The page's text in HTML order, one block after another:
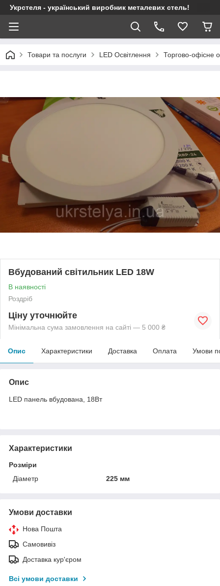
Укрстеля - український виробник металевих стель!
Товари та послуги LED Освітлення Торгово-офісне
Вбудований світильник LED 18W
В наявності
Роздріб
Ціну уточнюйте
Мінімальна сума замовлення на сайті — 5 000 ₴
Опис Характеристики Доставка Оплата Умови
Опис
LED панель вбудована, 18Вт
Характеристики
Розміри
Діаметр
225 мм
Умови доставки
Нова Пошта
Самовивіз
Доставка кур'єром
Всі умови доставки